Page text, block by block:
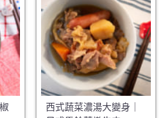
西式蔬菜濃湯大變身｜